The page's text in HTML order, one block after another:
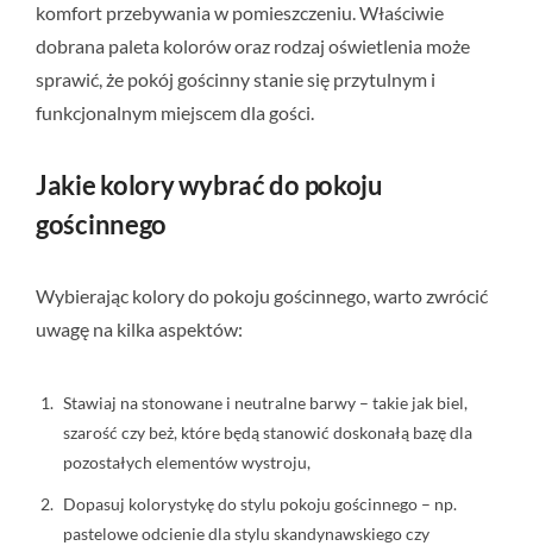
komfort przebywania w pomieszczeniu. Właściwie
dobrana paleta kolorów oraz rodzaj oświetlenia może
sprawić, że pokój gościnny stanie się przytulnym i
funkcjonalnym miejscem dla gości.
Jakie kolory wybrać do pokoju
gościnnego
Wybierając kolory do pokoju gościnnego, warto zwrócić
uwagę na kilka aspektów:
Stawiaj na stonowane i neutralne barwy – takie jak biel,
szarość czy beż, które będą stanowić doskonałą bazę dla
pozostałych elementów wystroju,
Dopasuj kolorystykę do stylu pokoju gościnnego – np.
pastelowe odcienie dla stylu skandynawskiego czy